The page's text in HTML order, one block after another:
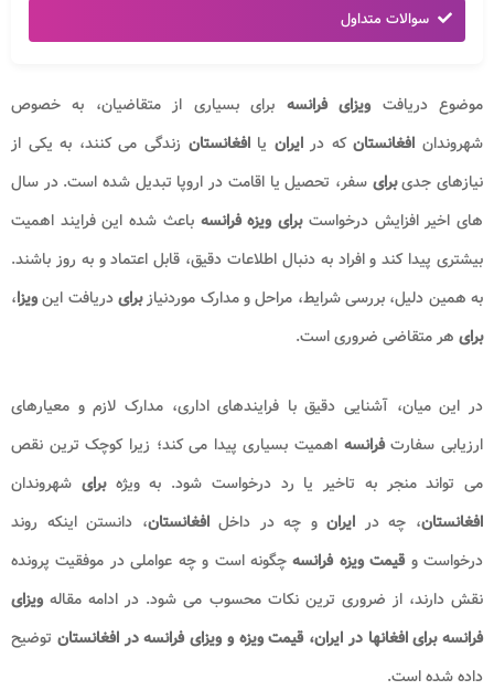
سوالات متداول
موضوع دریافت ویزای فرانسه برای بسیاری از متقاضیان، به خصوص
شهروندان افغانستانکه درایران یاافغانستان زندگی می کنند، به یکی از
نیازهای جدیبرایسفر، تحصیل یا اقامت در اروپا تبدیل شده است. در سال
های اخیر افزایش درخواستبرای ویزه فرانسهباعث شده این فرایند اهمیت
بیشتری پیدا کند و افراد به دنبال اطلاعات دقیق، قابل اعتماد و به روز باشند.
به همین دلیل، بررسی شرایط، مراحل و مدارک موردنیازبرایدریافت اینویزا،
برای هر متقاضی ضروری است.
در این میان، آشنایی دقیق با فرایندهای اداری، مدارک لازم و معیارهای
ارزیابی سفارتفرانسه اهمیت بسیاری پیدا می کند؛ زیرا کوچک ترین نقص
می تواند منجر به تاخیر یا رد درخواست شود. به ویژهبرای شهروندان
افغانستان، چه در ایرانو چه در داخلافغانستان، دانستن اینکه روند
درخواست وقیمت ویزه فرانسهچگونه است و چه عواملی در موفقیت پرونده
نقش دارند، از ضروری ترین نکات محسوب می شود. در ادامه مقاله ویزای
فرانسه برای افغانها در ایران، قیمت ویزه و ویزای فرانسه در افغانستان توضیح
داده شده است.